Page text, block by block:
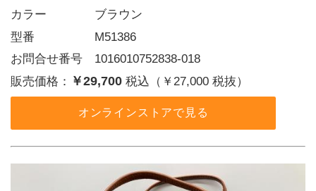
カラー    ブラウン
型番     M51386
お問合せ番号 1016010752838-018
販売価格： ￥29,700 税込（￥27,000 税抜）
オンラインストアで見る